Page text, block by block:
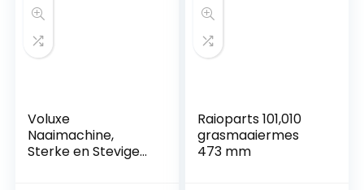
Voluxe
Naaimachine,
Sterke en Stevige
Raioparts 101,010
grasmaaiermes
473 mm